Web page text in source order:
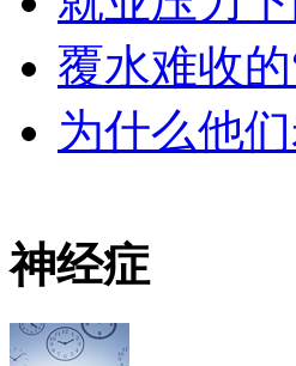
覆水难收
为什么他
神经症